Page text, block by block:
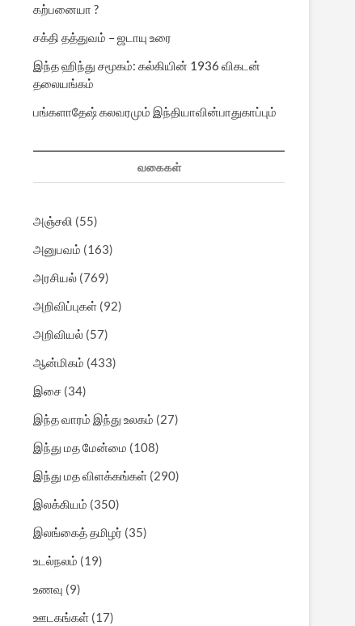
கற்பனையா ?
சக்தி தத்துவம் – ஜடாயு உரை
இந்த ஹிந்து சமூகம்: கல்கியின் 1936 விகடன்
தலையங்கம்
பங்களாதேஷ் கலவரமும் இந்தியாவின்பாதுகாப்பும்
வகைகள்
அஞ்சலி (55)
அனுபவம் (163)
அரசியல் (769)
அறிவிப்புகள் (92)
அறிவியல் (57)
ஆன்மிகம் (433)
இசை (34)
இந்த வாரம் இந்து உலகம் (27)
இந்து மத மேன்மை (108)
இந்து மத விளக்கங்கள் (290)
இலக்கியம் (350)
இலங்கைத் தமிழர் (35)
உடல்நலம் (19)
உணவு (9)
ஊடகங்கள் (17)